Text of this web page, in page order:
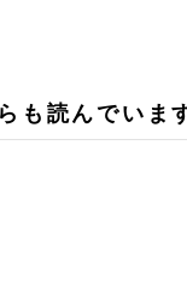
も読んでいま